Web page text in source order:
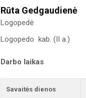
Rūta Gedgaudienė
Logopedė
Logopedo kab. (II a.)
Darbo laikas
Savaitės dienos